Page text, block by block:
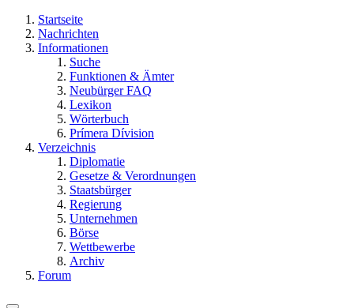
Startseite
Nachrichten
Informationen
Suche
Funktionen & Ämter
Neubürger FAQ
Lexikon
Wörterbuch
Prímera Dívision
Verzeichnis
Diplomatie
Gesetze & Verordnungen
Staatsbürger
Regierung
Unternehmen
Börse
Wettbewerbe
Archiv
Forum